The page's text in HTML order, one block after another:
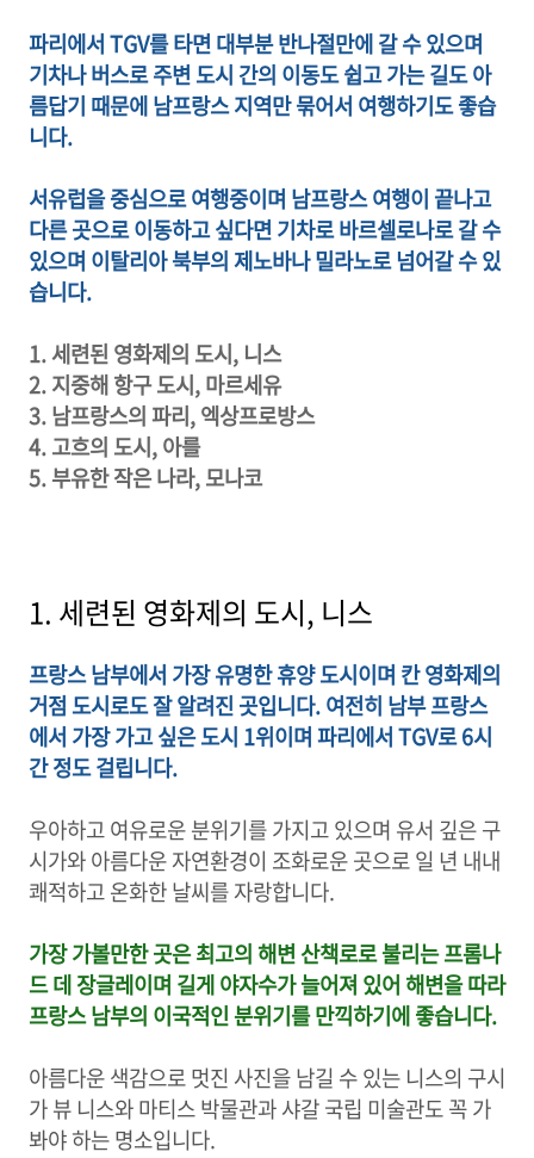
파리에서 TGV를 타면 대부분 반나절만에 갈 수 있으며
기차나 버스로 주변 도시 간의 이동도 쉽고 가는 길도 아
름답기 때문에 남프랑스 지역만 묶어서 여행하기도 좋습
니다.
서유럽을 중심으로 여행중이며 남프랑스 여행이 끝나고
다른 곳으로 이동하고 싶다면 기차로 바르셀로나로 갈 수
있으며 이탈리아 북부의 제노바나 밀라노로 넘어갈 수 있
습니다.
1. 세련된 영화제의 도시, 니스
2. 지중해 항구 도시, 마르세유
3. 남프랑스의 파리, 엑상프로방스
4. 고흐의 도시, 아를
5. 부유한 작은 나라, 모나코
1. 세련된 영화제의 도시, 니스
프랑스 남부에서 가장 유명한 휴양 도시이며 칸 영화제의
거점 도시로도 잘 알려진 곳입니다. 여전히 남부 프랑스
에서 가장 가고 싶은 도시 1위이며 파리에서 TGV로 6시
간 정도 걸립니다.
우아하고 여유로운 분위기를 가지고 있으며 유서 깊은 구
시가와 아름다운 자연환경이 조화로운 곳으로 일 년 내내
쾌적하고 온화한 날씨를 자랑합니다.
가장 가볼만한 곳은 최고의 해변 산책로로 불리는 프롬나
드 데 장글레이며 길게 야자수가 늘어져 있어 해변을 따라
프랑스 남부의 이국적인 분위기를 만끽하기에 좋습니다.
아름다운 색감으로 멋진 사진을 남길 수 있는 니스의 구시
가 뷰 니스와 마티스 박물관과 샤갈 국립 미술관도 꼭 가
봐야 하는 명소입니다.